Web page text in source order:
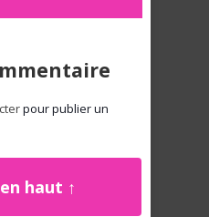
pour publier un
haut ↑